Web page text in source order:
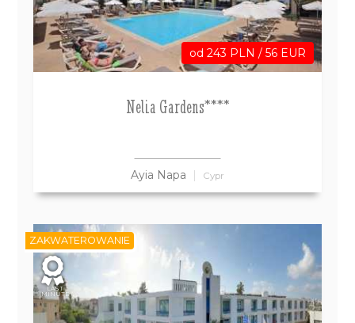
od 243 PLN / 56 EUR
Nelia Gardens****
Ayia Napa Cypr
ZAKWATEROWANIE
LAST
MINUTE